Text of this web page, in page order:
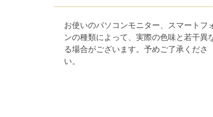
お使いのパソコンモニター、スマートフ
ンの種類によって、実際の色味と若干異
る場合がございます。予めご了承くださ
い。